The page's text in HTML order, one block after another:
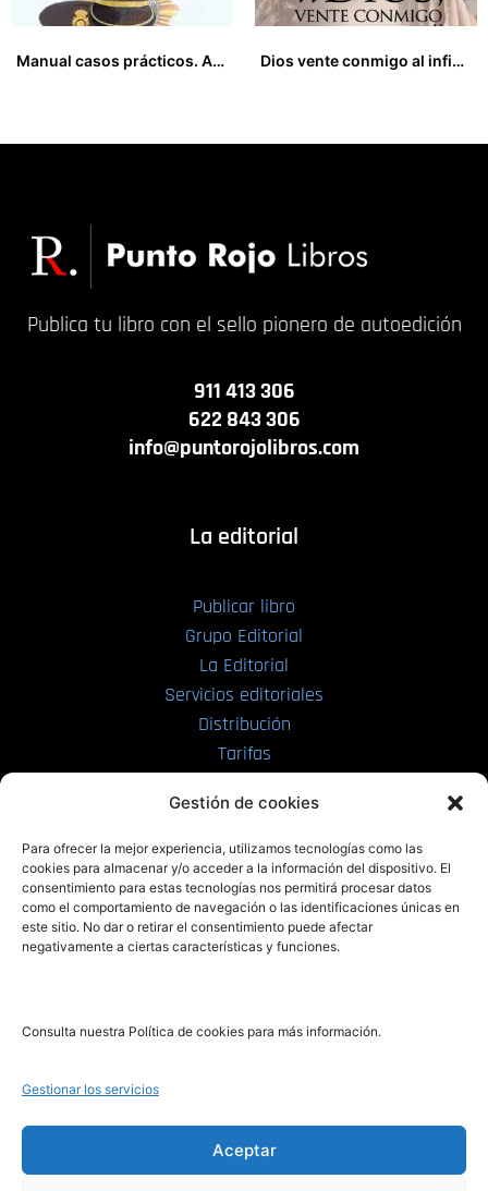
Gestión de cookies
Para ofrecer la mejor experiencia, utilizamos tecnologías como las
cookies para almacenar y/o acceder a la información del dispositivo. El
consentimiento para estas tecnologías nos permitirá procesar datos
como el comportamiento de navegación o las identificaciones únicas en
este sitio. No dar o retirar el consentimiento puede afectar
negativamente a ciertas características y funciones.
Consulta nuestra Política de cookies para más información.
Gestionar los servicios
Aceptar
Manual casos prácticos. Ascenso a oficial/subinspector Cuerpo Nacional de Policía
Dios vente conmigo al infierno
Publica tu libro con el sello pionero de autoedición
911 413 306
622 843 306
info@puntorojolibros.com
La editorial
Publicar libro
Grupo Editorial
La Editorial
Servicios editoriales
Distribución
Tarifas
PRL | Films
PRL | Play
PRL | LAB
Noticias
Legal